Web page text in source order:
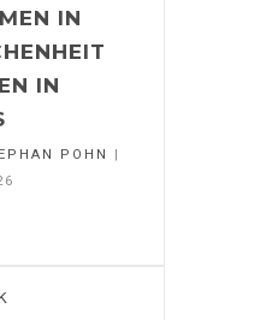
IN
IN
POHN
|